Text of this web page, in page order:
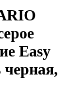
Easy
черная,